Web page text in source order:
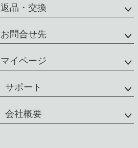
返品・交換
お問合せ先
マイページ
サポート
会社概要